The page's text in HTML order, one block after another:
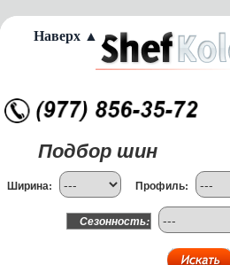
Подбор шин
Ширина: Профиль:
Сезонность:
Наверх ▲